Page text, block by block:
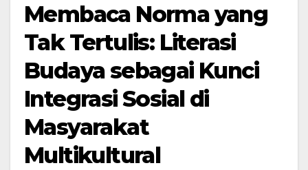
Membaca Norma yang
Tak Tertulis: Literasi
Budaya sebagai Kunci
Integrasi Sosial di
Masyarakat
Multikultural